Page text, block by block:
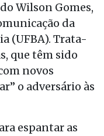
Wilson Gomes,
da
(UFBA). Trata-
que têm sido
novos
o adversário às
espantar as